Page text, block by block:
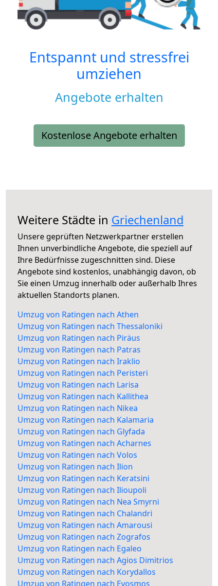
Entspannt und stressfrei
umziehen
Angebote erhalten
Kostenlose Angebote erhalten
Weitere Städte in Griechenland
Unsere geprüften Netzwerkpartner erstellen
Ihnen unverbindliche Angebote, die speziell auf
Ihre Bedürfnisse zugeschnitten sind. Diese
Angebote sind kostenlos, unabhängig davon, ob
Sie einen Umzug innerhalb oder außerhalb Ihres
aktuellen Standorts planen.
Umzug von Ratingen nach Athen
Umzug von Ratingen nach Thessaloniki
Umzug von Ratingen nach Piräus
Umzug von Ratingen nach Patras
Umzug von Ratingen nach Iraklio
Umzug von Ratingen nach Peristeri
Umzug von Ratingen nach Larisa
Umzug von Ratingen nach Kallithea
Umzug von Ratingen nach Nikea
Umzug von Ratingen nach Kalamaria
Umzug von Ratingen nach Glyfada
Umzug von Ratingen nach Acharnes
Umzug von Ratingen nach Volos
Umzug von Ratingen nach Ilion
Umzug von Ratingen nach Keratsini
Umzug von Ratingen nach Ilioupoli
Umzug von Ratingen nach Nea Smyrni
Umzug von Ratingen nach Chalandri
Umzug von Ratingen nach Amarousi
Umzug von Ratingen nach Zografos
Umzug von Ratingen nach Egaleo
Umzug von Ratingen nach Agios Dimitrios
Umzug von Ratingen nach Korydallos
Umzug von Ratingen nach Evosmos